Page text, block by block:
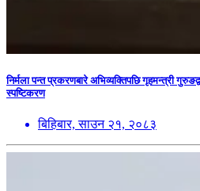
निर्मला पन्त प्रकरणबारे अभिव्यक्तिपछि गृहमन्त्री
स्पष्टिकरण
बिहिबार, साउन २१, २०८३